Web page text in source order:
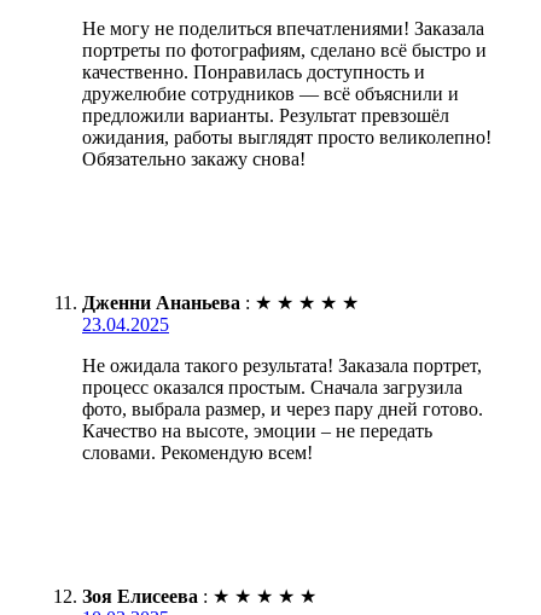
Не могу не поделиться впечатлениями! Заказала
портреты по фотографиям, сделано всё быстро и
качественно. Понравилась доступность и
дружелюбие сотрудников — всё объяснили и
предложили варианты. Результат превзошёл
ожидания, работы выглядят просто великолепно!
Обязательно закажу снова!
Дженни Ананьева : ★ ★ ★ ★ ★
23.04.2025
Не ожидала такого результата! Заказала портрет,
процесс оказался простым. Сначала загрузила
фото, выбрала размер, и через пару дней готово.
Качество на высоте, эмоции – не передать
словами. Рекомендую всем!
Зоя Елисеева : ★ ★ ★ ★ ★